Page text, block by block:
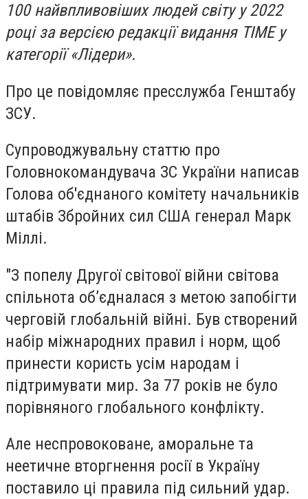
100 найвпливовіших людей світу у 2022
році за версією редакції видання TIME у
категорії «Лідери».
Про це повідомляє пресслужба Генштабу
ЗСУ.
Супроводжувальну статтю про
Головнокомандувача ЗС України написав
Голова об'єднаного комітету начальників
штабів Збройних сил США генерал Марк
Міллі.
"З попелу Другої світової війни світова
спільнота об’єдналася з метою запобігти
черговій глобальній війні. Був створений
набір міжнародних правил і норм, щоб
принести користь усім народам і
підтримувати мир. За 77 років не було
порівняного глобального конфлікту.
Але неспровоковане, аморальне та
неетичне вторгнення росії в Україну
поставило ці правила під сильний удар.